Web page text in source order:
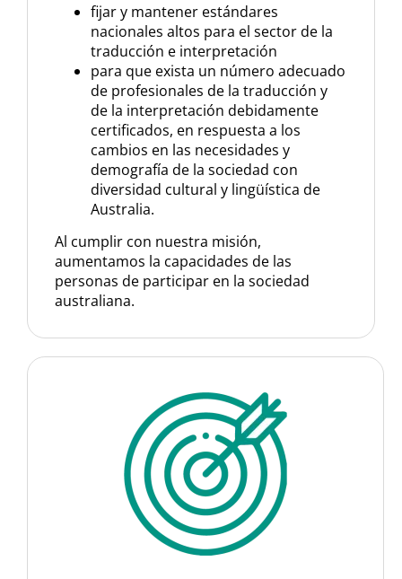
fijar y mantener estándares
nacionales altos para el sector de la
traducción e interpretación
para que exista un número adecuado
de profesionales de la traducción y
de la interpretación debidamente
certificados, en respuesta a los
cambios en las necesidades y
demografía de la sociedad con
diversidad cultural y lingüística de
Australia.
Al cumplir con nuestra misión,
aumentamos la capacidades de las
personas de participar en la sociedad
australiana.